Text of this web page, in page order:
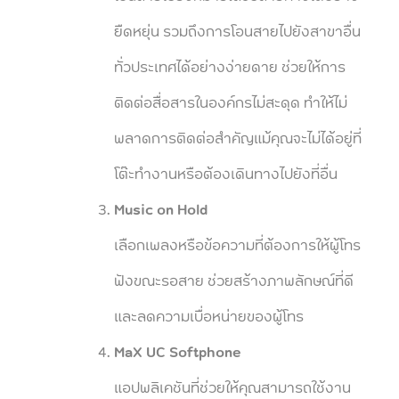
ยืดหยุ่น รวมถึงการโอนสายไปยังสาขาอื่น
ทั่วประเทศได้อย่างง่ายดาย ช่วยให้การ
ติดต่อสื่อสารในองค์กรไม่สะดุด ทำให้ไม่
พลาดการติดต่อสำคัญแม้คุณจะไม่ได้อยู่ที่
โต๊ะทำงานหรือต้องเดินทางไปยังที่อื่น
Music on Hold
เลือกเพลงหรือข้อความที่ต้องการให้ผู้โทร
ฟังขณะรอสาย ช่วยสร้างภาพลักษณ์ที่ดี
และลดความเบื่อหน่ายของผู้โทร
MaX UC Softphone
แอปพลิเคชันที่ช่วยให้คุณสามารถใช้งาน